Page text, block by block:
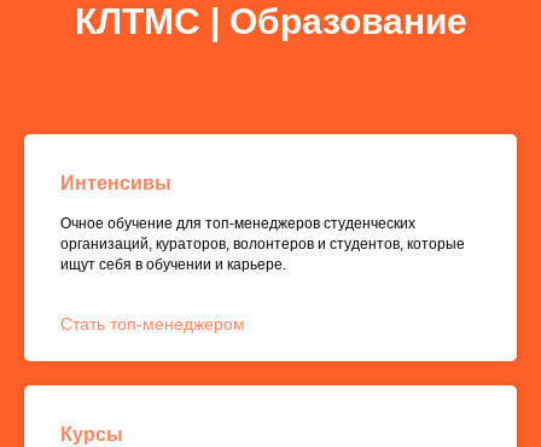
КЛТМС | Образование
Интенсивы
Очное обучение для топ-менеджеров студенческих
организаций, кураторов, волонтеров и студентов, которые
ищут себя в обучении и карьере.
Стать топ-менеджером
Курсы